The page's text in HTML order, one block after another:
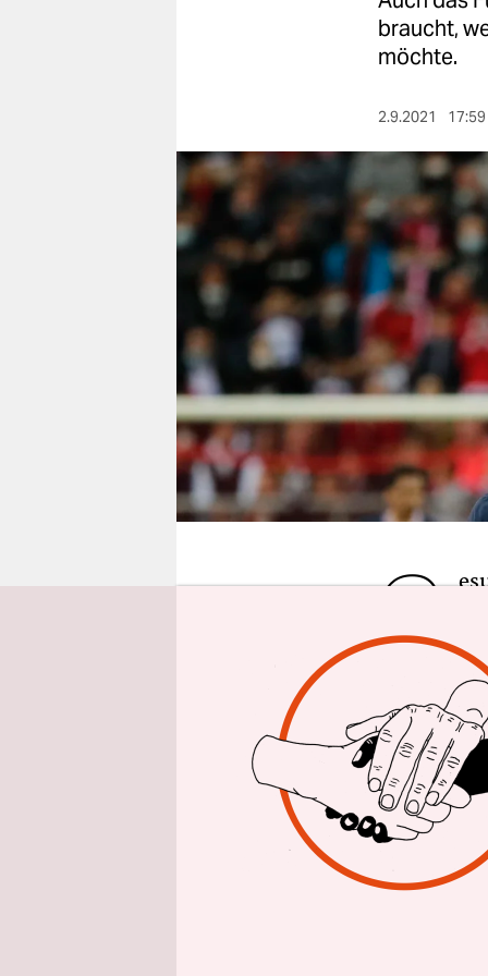
verlag
verlag
veranstaltungen
shop
fragen & hilfe
unterstützen
abo
genossenschaft
epaper login
braucht,
möchte.
2.9.2021
G
Token
glatt um
Scheiß in
gar nicht
Fall
mit
Klubs für